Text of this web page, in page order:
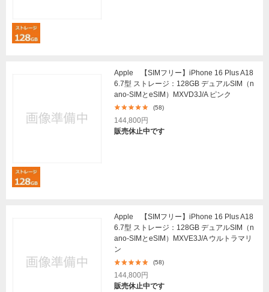
Apple 【SIMフリー】iPhone 16 Plus A18
6.7型 ストレージ：128GB デュアルSIM（n
ano-SIMとeSIM）MXVD3J/A ピンク
(58)
144,800円
販売休止中です
Apple 【SIMフリー】iPhone 16 Plus A18
6.7型 ストレージ：128GB デュアルSIM（n
ano-SIMとeSIM）MXVE3J/A ウルトラマリ
ン
(58)
144,800円
販売休止中です